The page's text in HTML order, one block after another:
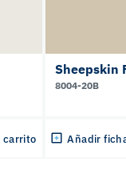
carrito
Sheepskin
8004-20B
Añadir